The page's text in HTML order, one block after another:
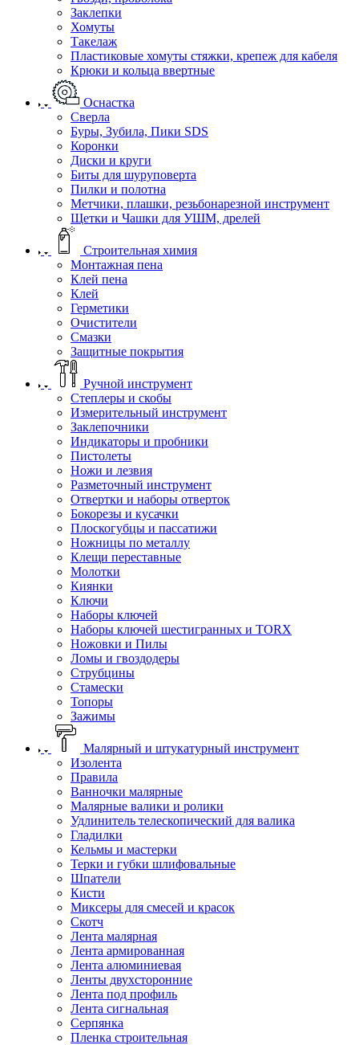
Заклепки
Хомуты
Такелаж
Пластиковые хомуты стяжки, крепеж для кабеля
Крюки и кольца ввертные
Оснастка
Сверла
Буры, Зубила, Пики SDS
Коронки
Диски и круги
Биты для шуруповерта
Пилки и полотна
Метчики, плашки, резьбонарезной инструмент
Щетки и Чашки для УШМ, дрелей
Строительная химия
Монтажная пена
Клей пена
Клей
Герметики
Очистители
Смазки
Защитные покрытия
Ручной инструмент
Степлеры и скобы
Измерительный инструмент
Заклепочники
Индикаторы и пробники
Пистолеты
Ножи и лезвия
Разметочный инструмент
Отвертки и наборы отверток
Бокорезы и кусачки
Плоскогубцы и пассатижи
Ножницы по металлу
Клещи переставные
Молотки
Киянки
Ключи
Наборы ключей
Наборы ключей шестигранных и TORX
Ножовки и Пилы
Ломы и гвоздодеры
Струбцины
Стамески
Топоры
Зажимы
Малярный и штукатурный инструмент
Изолента
Правила
Ванночки малярные
Малярные валики и ролики
Удлинитель телескопический для валика
Гладилки
Кельмы и мастерки
Терки и губки шлифовальные
Шпатели
Кисти
Миксеры для смесей и красок
Скотч
Лента малярная
Лента армированная
Лента алюминиевая
Ленты двухсторонние
Лента под профиль
Лента сигнальная
Серпянка
Пленка строительная